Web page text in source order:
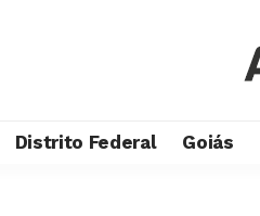
Distrito Federal Goiás